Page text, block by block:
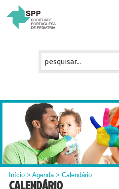
Início >Agenda> Calendário
CALENDÁRIO